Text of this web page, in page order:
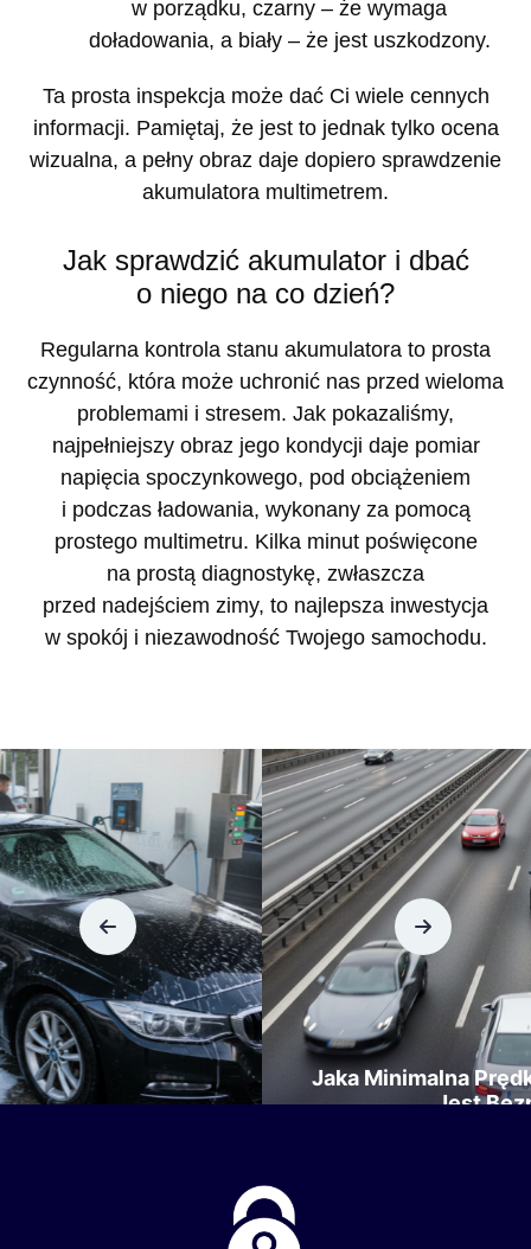
w porządku, czarny – że wymaga
doładowania, a biały – że jest uszkodzony.
Ta prosta inspekcja może dać Ci wiele cennych
informacji. Pamiętaj, że jest to jednak tylko ocena
wizualna, a pełny obraz daje dopiero sprawdzenie
akumulatora multimetrem.
Jak sprawdzić akumulator i dbać
o niego na co dzień?
Regularna kontrola stanu akumulatora to prosta
czynność, która może uchronić nas przed wieloma
problemami i stresem. Jak pokazaliśmy,
najpełniejszy obraz jego kondycji daje pomiar
napięcia spoczynkowego, pod obciążeniem
i podczas ładowania, wykonany za pomocą
prostego multimetru. Kilka minut poświęcone
na prostą diagnostykę, zwłaszcza
przed nadejściem zimy, to najlepsza inwestycja
w spokój i niezawodność Twojego samochodu.
Jaka Minimalna Prędkość Na Autostradzie
Jest Bezpieczna?